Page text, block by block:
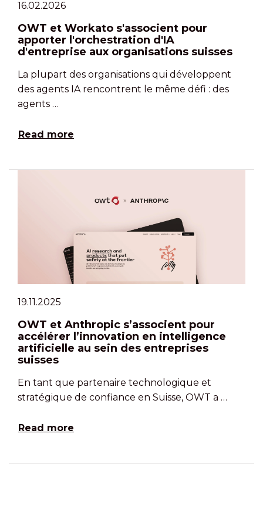
16.02.2026
OWT et Workato s'associent pour
apporter l'orchestration d'IA
d'entreprise aux organisations suisses
La plupart des organisations qui développent
des agents IA rencontrent le même défi : des
agents …
Read more
19.11.2025
OWT et Anthropic s’associent pour
accélérer l’innovation en intelligence
artificielle au sein des entreprises
suisses
En tant que partenaire technologique et
stratégique de confiance en Suisse, OWT a …
Read more